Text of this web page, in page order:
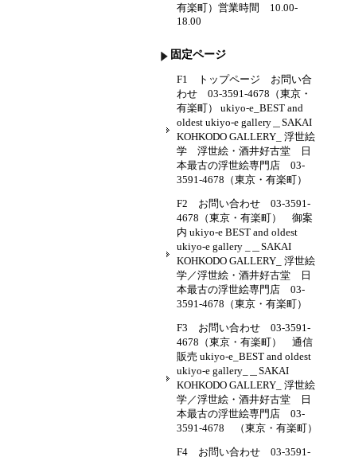
有楽町）営業時間 10.00-
18.00
固定ページ
F1 トップページ お問い合
わせ 03-3591-4678（東京・
有楽町） ukiyo-e_BEST and
oldest ukiyo-e gallery＿SAKAI
KOHKODO GALLERY_ 浮世絵
学 浮世絵・酒井好古堂 日
本最古の浮世絵専門店 03-
3591-4678（東京・有楽町）
F2 お問い合わせ 03-3591-
4678（東京・有楽町） 御案
内 ukiyo-e BEST and oldest
ukiyo-e gallery _＿SAKAI
KOHKODO GALLERY_ 浮世絵
学／浮世絵・酒井好古堂 日
本最古の浮世絵専門店 03-
3591-4678（東京・有楽町）
F3 お問い合わせ 03-3591-
4678（東京・有楽町） 通信
販売 ukiyo-e_BEST and oldest
ukiyo-e gallery_＿SAKAI
KOHKODO GALLERY_ 浮世絵
学／浮世絵・酒井好古堂 日
本最古の浮世絵専門店 03-
3591-4678 （東京・有楽町）
F4 お問い合わせ 03-3591-